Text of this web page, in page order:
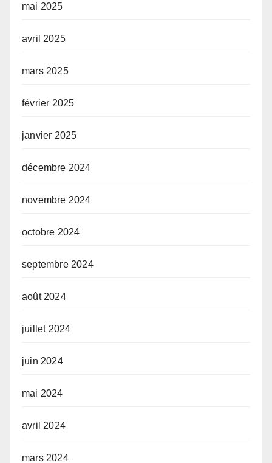
mai 2025
avril 2025
mars 2025
février 2025
janvier 2025
décembre 2024
novembre 2024
octobre 2024
septembre 2024
août 2024
juillet 2024
juin 2024
mai 2024
avril 2024
mars 2024